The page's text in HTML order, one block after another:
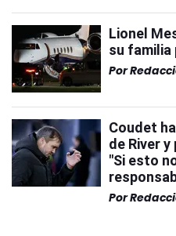
Lionel
su familia
Por
Coudet
de River
"Si esto
Por